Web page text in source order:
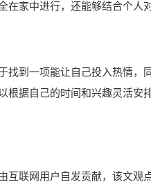
在家中进行，还能够结合个人
找到一项能让自己投入热情，
根据自己的时间和兴趣灵活安
互联网用户自发贡献，该文